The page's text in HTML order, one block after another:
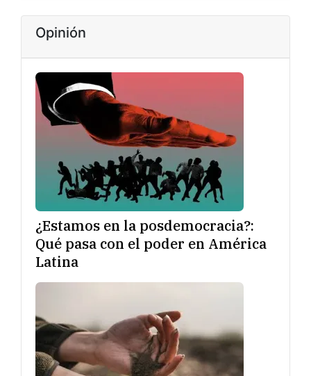
Opinión
¿Estamos en la posdemocracia?:
Qué pasa con el poder en América
Latina